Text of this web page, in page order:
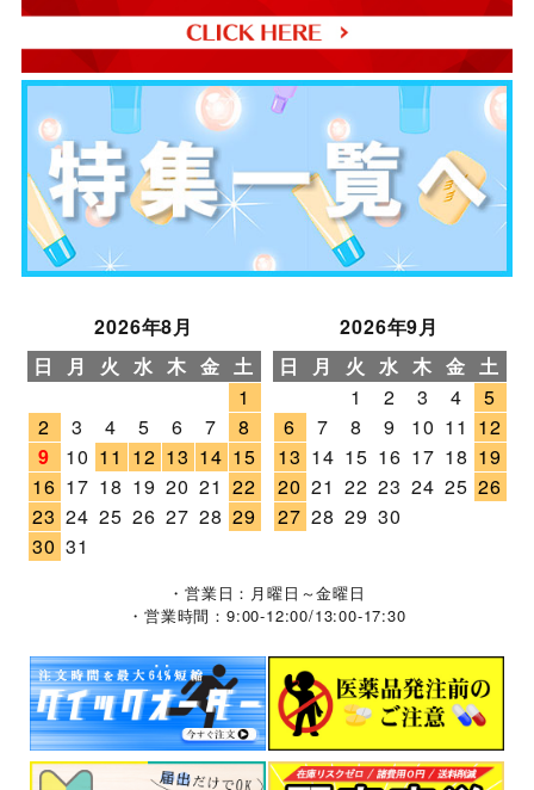
2026年8月
日
月 火 水 木 金 土
1
2
3 4 5 6 7
8
9
10 11 12 13 14 15
16 17 18 19 20 21 22
23 24 25 26 27 28 29
30 31
2026年9月
日
月 火 水 木 金 土
1
2 3 4
5
6
7 8 9 10 11 12
13 14 15 16 17 18 19
20 21 22 23 24 25 26
27 28 29 30
・営業日：月曜日～金曜日
・営業時間：9:00-12:00/13:00-17:30